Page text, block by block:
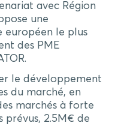
avec Région
une
européen le plus
des PME
le développement
du marché, en
marchés à forte
prévus, 2.5M€ de